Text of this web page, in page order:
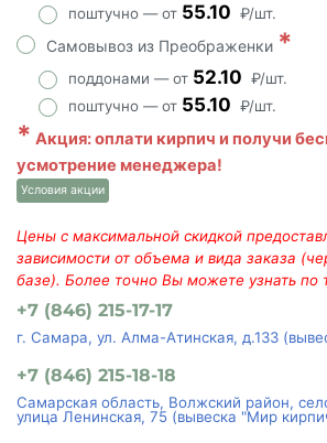
поштучно — от 55.10 ₽/шт.
Самовывоз из Преображенки *
поддонами — от 52.10 ₽/шт.
поштучно — от 55.10 ₽/шт.
* Акция: оплати кирпич и получи
усмотрение менеджера!
Условия акции
Цены с максимальной скидкой
зависимости от объема и вида заказа
базе). Более точно Вы можете узнать по
+7 (846) 215-17-17
г. Самара, ул. Алма-Атинская, д.133
+7 (846) 215-18-18
Самарская область, Волжский район,
улица Ленинская, 75 (вывеска "Мир